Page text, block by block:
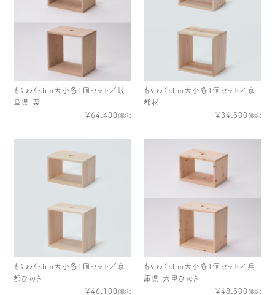
もくわくslim大小各１個セット／岐
阜県 栗
¥64,400 (税込)
もくわくslim大小各１個セット／京
都杉
¥34,500 (税込)
もくわくslim大小各１個セット／京
都ひのき
¥46,100 (税込)
もくわくslim大小各１個セット／兵
庫県 六甲ひのき
¥48,500 (税込)